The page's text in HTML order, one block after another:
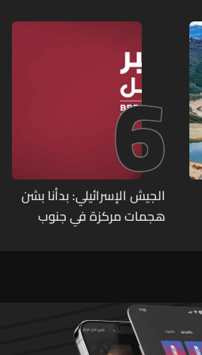
6
الجيش الإسرائيلي: بدأنا بشن
هجمات مركزة في جنوب